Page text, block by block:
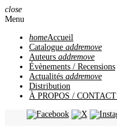
close
Menu
homeAccueil
Catalogue addremove
Auteurs addremove
Évènements / Recensions
Actualités addremove
Distribution
À PROPOS / CONTACT